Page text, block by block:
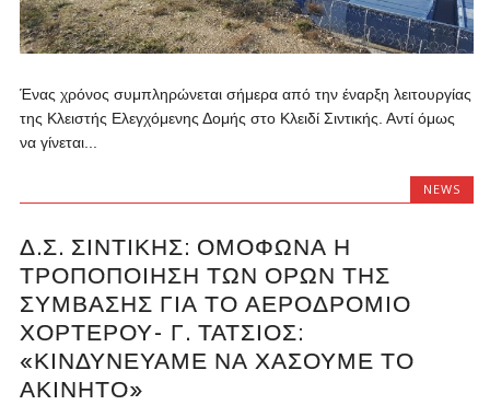
Ένας χρόνος συμπληρώνεται σήμερα από την έναρξη λειτουργίας
της Κλειστής Ελεγχόμενης Δομής στο Κλειδί Σιντικής. Αντί όμως
να γίνεται...
NEWS
Δ.Σ. ΣΙΝΤΙΚΉΣ: ΟΜΌΦΩΝΑ Η
ΤΡΟΠΟΠΟΊΗΣΗ ΤΩΝ ΌΡΩΝ ΤΗΣ
ΣΎΜΒΑΣΗΣ ΓΙΑ ΤΟ ΑΕΡΟΔΡΌΜΙΟ
ΧΟΡΤΕΡΟΎ- Γ. ΤΆΤΣΙΟΣ:
«ΚΙΝΔΥΝΕΎΑΜΕ ΝΑ ΧΆΣΟΥΜΕ ΤΟ
ΑΚΊΝΗΤΟ»